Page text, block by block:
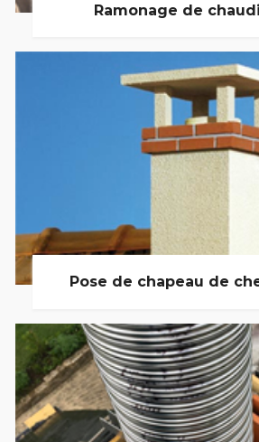
Ramonage de
Pose de chapeau de